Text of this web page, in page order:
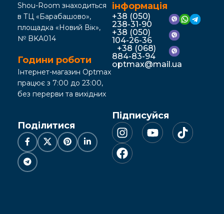
Shou-Room знаходиться
в ТЦ «Барабашово»,
площадка «Новий Вік»,
№ BKA014
Години роботи
Інтернет-магазин Optmax
працює з 7:00 до 23:00,
без перерви та вихідних
інформація
+38 (050)
238-31-90
+38 (050)
104-26-36
+38 (068)
884-83-94
optmax@mail.ua
Поділитися
Підписуйся